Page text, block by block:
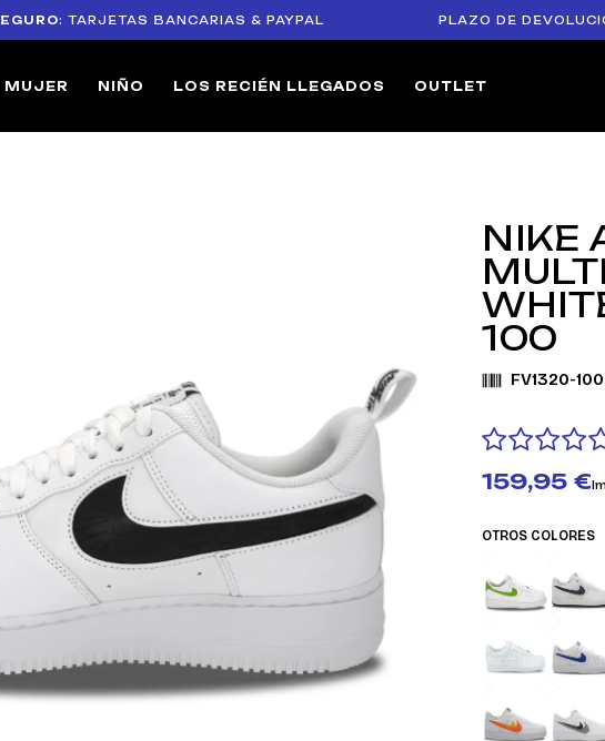
: TARJETAS BANCARIAS & PAYPAL PLAZO DE DEVOLUCIÓN DE
MUJER NIÑO LOS RECIÉN LLEGADOS OUTLET
NIKE
100
FV1320-100
159,95 €
OTROS COLORES